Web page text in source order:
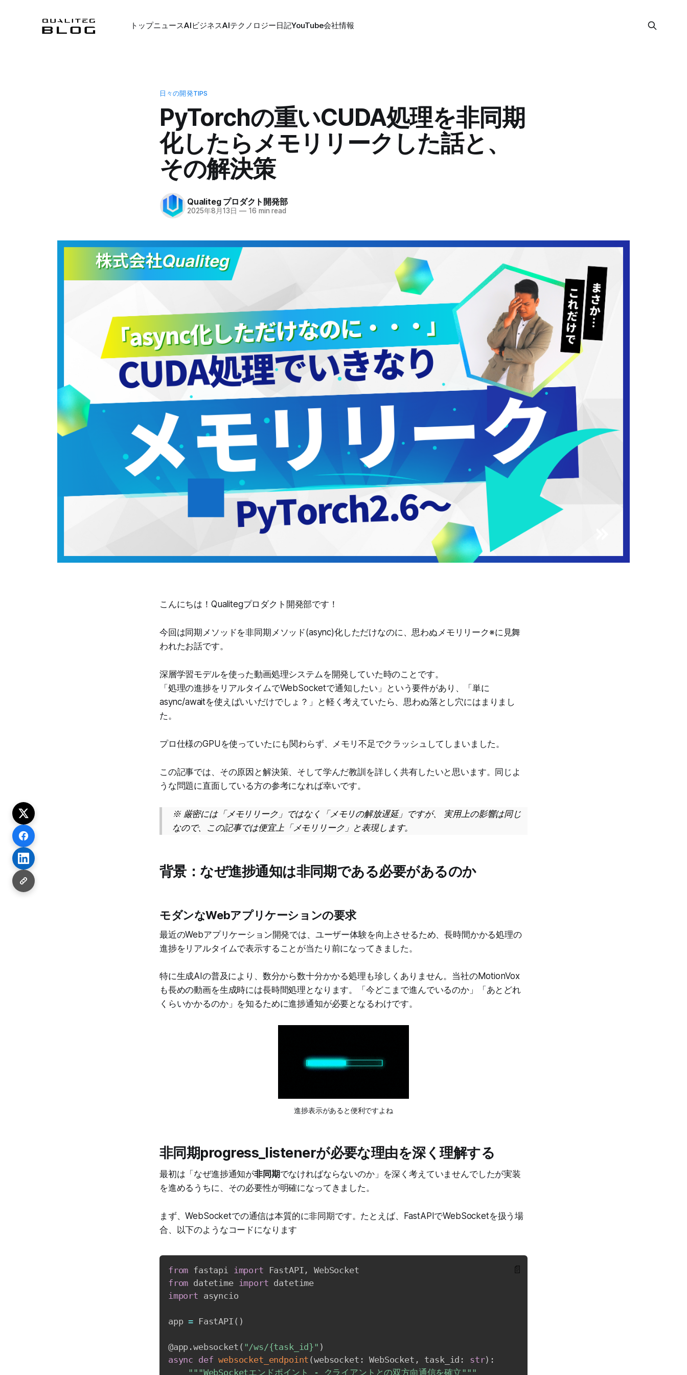
トップニュースAIビジネスAIテクノロジー日記YouTube会社情報
日々の開発TIPS
PyTorchの重いCUDA処理を非同期
化したらメモリリークした話と、
その解決策
Qualiteg プロダクト開発部
2025年8月13日 — 16 min read
こんにちは！Qualitegプロダクト開発部です！
今回は同期メソッドを非同期メソッド(async)化しただけなのに、思わぬメモリリーク※に見舞
われたお話です。
深層学習モデルを使った動画処理システムを開発していた時のことです。
「処理の進捗をリアルタイムでWebSocketで通知したい」という要件があり、「単に
async/awaitを使えばいいだけでしょ？」と軽く考えていたら、思わぬ落とし穴にはまりまし
た。
プロ仕様のGPUを使っていたにも関わらず、メモリ不足でクラッシュしてしまいました。
この記事では、その原因と解決策、そして学んだ教訓を詳しく共有したいと思います。同じよ
うな問題に直面している方の参考になれば幸いです。
※ 厳密には「メモリリーク」ではなく「メモリの解放遅延」ですが、 実用上の影響は同じ
なので、この記事では便宜上「メモリリーク」と表現します。
背景：なぜ進捗通知は非同期である必要があるのか
モダンなWebアプリケーションの要求
最近のWebアプリケーション開発では、ユーザー体験を向上させるため、長時間かかる処理の
進捗をリアルタイムで表示することが当たり前になってきました。
特に生成AIの普及により、数分から数十分かかる処理も珍しくありません。当社のMotionVox
も長めの動画を生成時には長時間処理となります。「今どこまで進んでいるのか」「あとどれ
くらいかかるのか」を知るために進捗通知が必要となるわけです。
進捗表示があると便利ですよね
非同期progress_listenerが必要な理由を深く理解する
最初は「なぜ進捗通知が非同期でなければならないのか」を深く考えていませんでしたが実装
を進めるうちに、その必要性が明確になってきました。
まず、WebSocketでの通信は本質的に非同期です。たとえば、FastAPIでWebSocketを扱う場
合、以下のようなコードになります
from fastapi import FastAPI ,
from datetime import
import asyncio
app = FastAPI ( )
@app .websocket ( "/ws/{task_id}" )
async def websocket_endpoint (websocket : WebSocket , task_id : str) :
"""WebSocketエンドポイント - クライアントとの双方向通信を確立"""
📄